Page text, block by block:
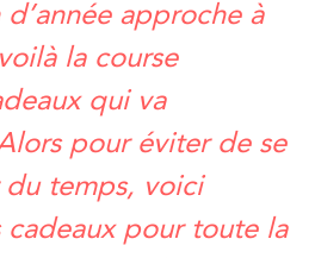
approche à
la course
qui va
pour éviter de se
temps, voici
cadeaux pour toute la